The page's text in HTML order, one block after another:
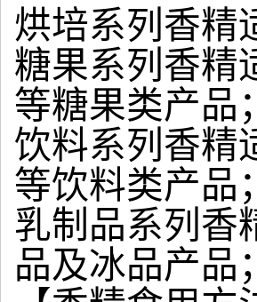
烘培系列香精
糖果系列香精
等糖果类产品；
饮料系列香精
等饮料类产品；
乳制品系列香
品及冰品产品；